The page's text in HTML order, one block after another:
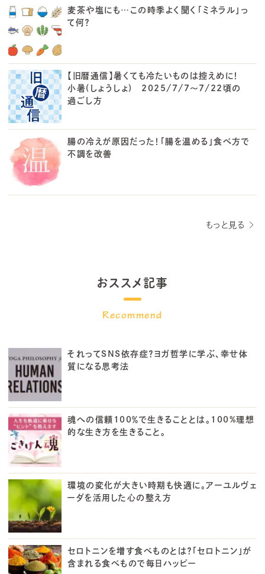
麦茶や塩にも…この時季よく聞く「ミネラル」っ
て何？
【旧暦通信】暑くても冷たいものは控えめに！
小暑(しょうしょ) 2025/7/7～7/22頃の
過ごし方
腸の冷えが原因だった！「腸を温める」食べ方で
不調を改善
もっと見る
おススメ記事
それってSNS依存症？ヨガ哲学に学ぶ、幸せ体
質になる思考法
魂への信頼100％で生きることとは。100%理想
的な生き方を生きること。
環境の変化が大きい時期も快適に。アーユルヴェ
ーダを活用した心の整え方
セロトニンを増す食べものとは？「セロトニン」が
含まれる食べもので毎日ハッピー